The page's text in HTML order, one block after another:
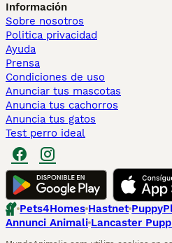
Información
Sobre nosotros
Politica privacidad
Ayuda
Prensa
Condiciones de uso
Anunciar tus mascotas
Anuncia tus cachorros
Anuncia tus gatos
Test perro ideal
Pets4Homes Hastnet
Annunci Animali Lancaster